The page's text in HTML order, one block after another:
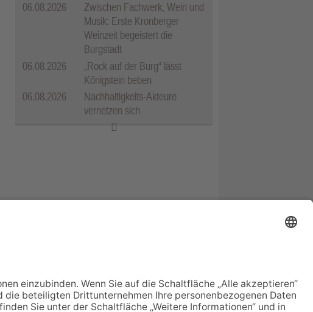
06.08.2026
Zwischen Fachwerk, Wein und
Musik: Erste Kronberger
Weinzeit begeistert die
Burgstadt
06.08.2026
„Rock auf der Burg“ lässt
Königstein beben
06.08.2026
Nachhaltigkeits-Akteure
vernetzen sich